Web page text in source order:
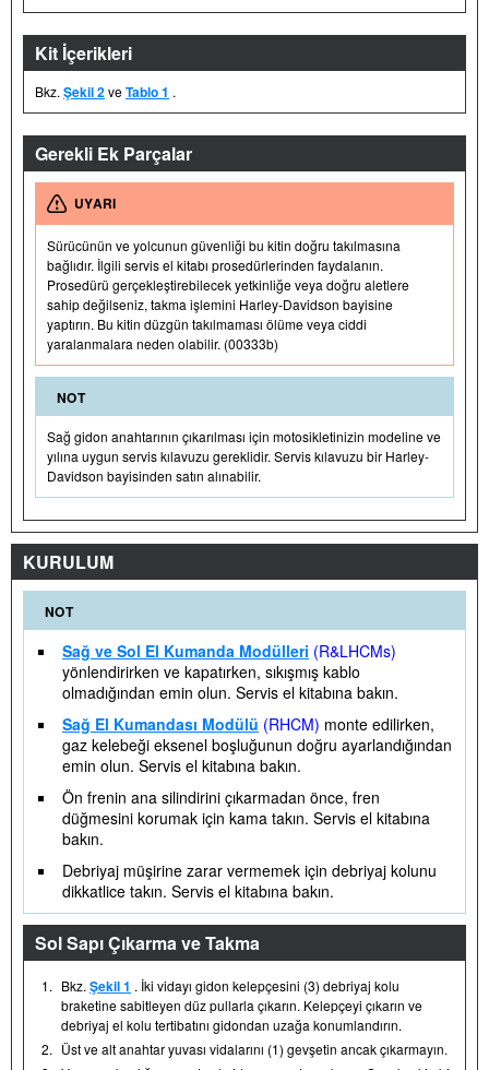
Kit İçerikleri
Bkz. Şekil 2veTablo 1 .
Gerekli Ek Parçalar
UYARI
Sürücünün ve yolcunun güvenliği bu kitin doğru takılmasına
bağlıdır. İlgili servis el kitabı prosedürlerinden faydalanın.
Prosedürü gerçekleştirebilecek yetkinliğe veya doğru aletlere
sahip değilseniz, takma işlemini Harley-Davidson bayisine
yaptırın. Bu kitin düzgün takılmaması ölüme veya ciddi
yaralanmalara neden olabilir. (00333b)
NOT
Sağ gidon anahtarının çıkarılması için motosikletinizin modeline ve
yılına uygun servis kılavuzu gereklidir. Servis kılavuzu bir Harley-
Davidson bayisinden satın alınabilir.
KURULUM
NOT
Sağ ve Sol El Kumanda Modülleri (R&LHCMs)
yönlendirirken ve kapatırken, sıkışmış kablo
olmadığından emin olun. Servis el kitabına bakın.
Sağ El Kumandası Modülü (RHCM) monte edilirken,
gaz kelebeği eksenel boşluğunun doğru ayarlandığından
emin olun. Servis el kitabına bakın.
Ön frenin ana silindirini çıkarmadan önce, fren
düğmesini korumak için kama takın. Servis el kitabına
bakın.
Debriyaj müşirine zarar vermemek için debriyaj kolunu
dikkatlice takın. Servis el kitabına bakın.
Sol Sapı Çıkarma ve Takma
1. Bkz. Şekil 1 . İki vidayı gidon kelepçesini (3) debriyaj kolu
braketine sabitleyen düz pullarla çıkarın. Kelepçeyi çıkarın ve
debriyaj el kolu tertibatını gidondan uzağa konumlandırın.
2. Üst ve alt anahtar yuvası vidalarını (1) gevşetin ancak çıkarmayın.